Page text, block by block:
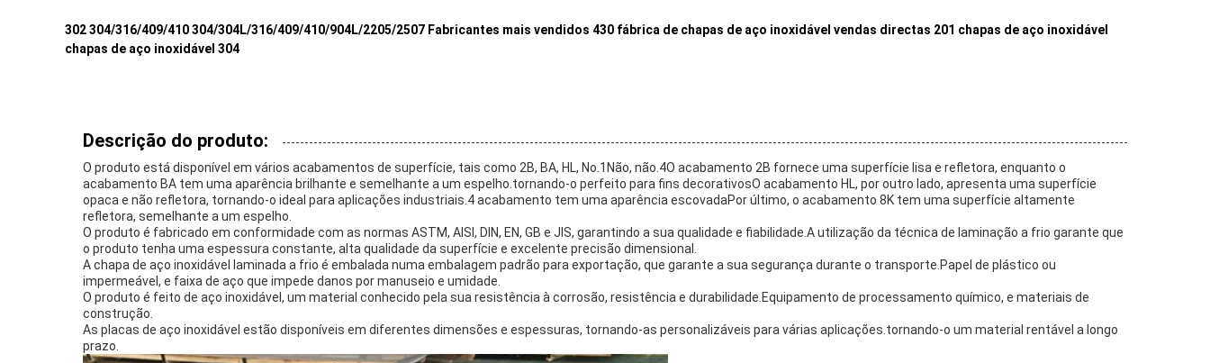
302 304/316/409/410 304/304L/316/409/410/904L/2205/2507 Fabricantes mais vendidos 430 fábrica de chapas de aço inoxidável vendas directas 201 chapas de aço inoxidável
chapas de aço inoxidável 304
Descrição do produto:
O produto está disponível em vários acabamentos de superfície, tais como 2B, BA, HL, No.1Não, não.4O acabamento 2B fornece uma superfície lisa e refletora, enquanto o
acabamento BA tem uma aparência brilhante e semelhante a um espelho.tornando-o perfeito para fins decorativosO acabamento HL, por outro lado, apresenta uma superfície
opaca e não refletora, tornando-o ideal para aplicações industriais.4 acabamento tem uma aparência escovadaPor último, o acabamento 8K tem uma superfície altamente
refletora, semelhante a um espelho.
O produto é fabricado em conformidade com as normas ASTM, AISI, DIN, EN, GB e JIS, garantindo a sua qualidade e fiabilidade.A utilização da técnica de laminação a frio garante que
o produto tenha uma espessura constante, alta qualidade da superfície e excelente precisão dimensional.
A chapa de aço inoxidável laminada a frio é embalada numa embalagem padrão para exportação, que garante a sua segurança durante o transporte.Papel de plástico ou
impermeável, e faixa de aço que impede danos por manuseio e umidade.
O produto é feito de aço inoxidável, um material conhecido pela sua resistência à corrosão, resistência e durabilidade.Equipamento de processamento químico, e materiais de
construção.
As placas de aço inoxidável estão disponíveis em diferentes dimensões e espessuras, tornando-as personalizáveis para várias aplicações.tornando-o um material rentável a longo
prazo.